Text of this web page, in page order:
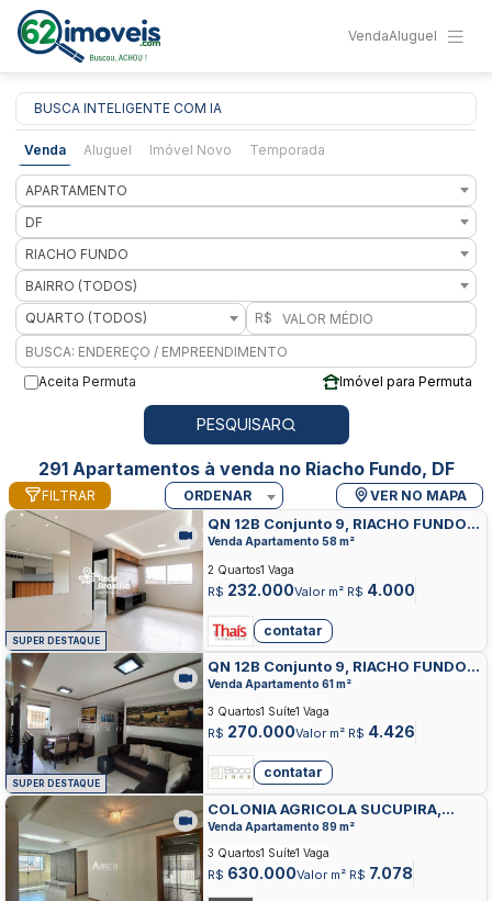
VendaAluguel
BUSCA INTELIGENTE COM IA
Venda Aluguel Imóvel Novo Temporada
APARTAMENTO
DF
RIACHO FUNDO
BAIRRO (TODOS)
QUARTO (TODOS)
R$
Aceita Permuta Imóvel para Permuta
PESQUISAR
291 Apartamentos à venda no Riacho Fundo, DF
FILTRAR ORDENAR VER NO MAPA
SUPER DESTAQUE
QN 12B Conjunto 9, RIACHO FUNDO
II, RIACHO FUNDO
Venda Apartamento 58 m²
R$ 232.000Valor m² R$ 4.000
2 Quartos1 Vaga
contatar
SUPER DESTAQUE
QN 12B Conjunto 9, RIACHO FUNDO
II, RIACHO FUNDO
Venda Apartamento 61 m²
R$ 270.000Valor m² R$ 4.426
3 Quartos1 Suíte1 Vaga
contatar
COLONIA AGRICOLA SUCUPIRA,
RIACHO FUNDO, RIACHO FUNDO
Venda Apartamento 89 m²
R$ 630.000Valor m² R$ 7.078
3 Quartos1 Suíte1 Vaga